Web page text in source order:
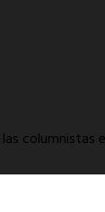
columnistas